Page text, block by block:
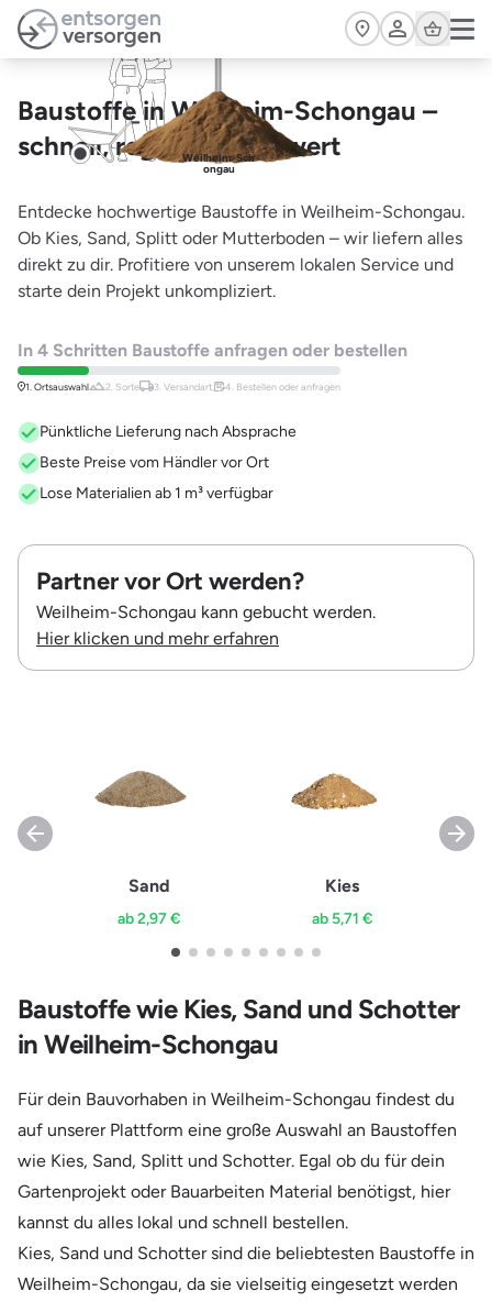
Zum Hauptinhalt springen
Cart
Baustoffe in Weilheim-Schongau –
schnell, regional, preiswert
Weilheim-Sch
ongau
Entdecke hochwertige Baustoffe in Weilheim-Schongau.
Ob Kies, Sand, Splitt oder Mutterboden – wir liefern alles
direkt zu dir. Profitiere von unserem lokalen Service und
starte dein Projekt unkompliziert.
In 4 Schritten Baustoffe anfragen oder bestellen
1. Ortsauswahl 2. Sorte 3. Versandart, 4. Bestellen oder anfragen
Pünktliche Lieferung nach Absprache
Beste Preise vom Händler vor Ort
Lose Materialien ab 1 m³ verfügbar
Partner vor Ort werden?
Weilheim-Schongau kann gebucht werden.
Hier klicken und mehr erfahren
Sand
ab 2,97 €
Kies
ab 5,71 €
Baustoffe wie Kies, Sand und Schotter
in Weilheim-Schongau
Für dein Bauvorhaben in Weilheim-Schongau findest du
auf unserer Plattform eine große Auswahl an Baustoffen
wie Kies, Sand, Splitt und Schotter. Egal ob du für dein
Gartenprojekt oder Bauarbeiten Material benötigst, hier
kannst du alles lokal und schnell bestellen.
Kies, Sand und Schotter sind die beliebtesten Baustoffe in
Weilheim-Schongau, da sie vielseitig eingesetzt werden